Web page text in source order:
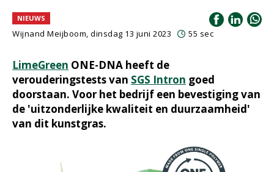
NIEUWS
Wijnand Meijboom, dinsdag 13 juni 2023 55 sec
LimeGreen ONE-DNA heeft de
verouderingstests van SGS Intron goed
doorstaan. Voor het bedrijf een bevestiging van
de 'uitzonderlijke kwaliteit en duurzaamheid'
van dit kunstgras.